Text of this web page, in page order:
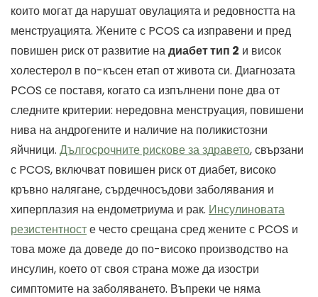
които могат да нарушат овулацията и редовността на
менструацията. Жените с PCOS са изправени и пред
повишен риск от развитие надиабет тип 2 и висок
холестерол в по-късен етап от живота си. Диагнозата
PCOS се поставя, когато са изпълнени поне два от
следните критерии: нередовна менструация, повишени
нива на андрогените и наличие на поликистозни
яйчници. Дългосрочните рискове за здравето, свързани
с PCOS, включват повишен риск от диабет, високо
кръвно налягане, сърдечносъдови заболявания и
хиперплазия на ендометриума и рак. Инсулиновата
резистентносте често срещана сред жените с PCOS и
това може да доведе до по-високо производство на
инсулин, което от своя страна може да изостри
симптомите на заболяването. Въпреки че няма